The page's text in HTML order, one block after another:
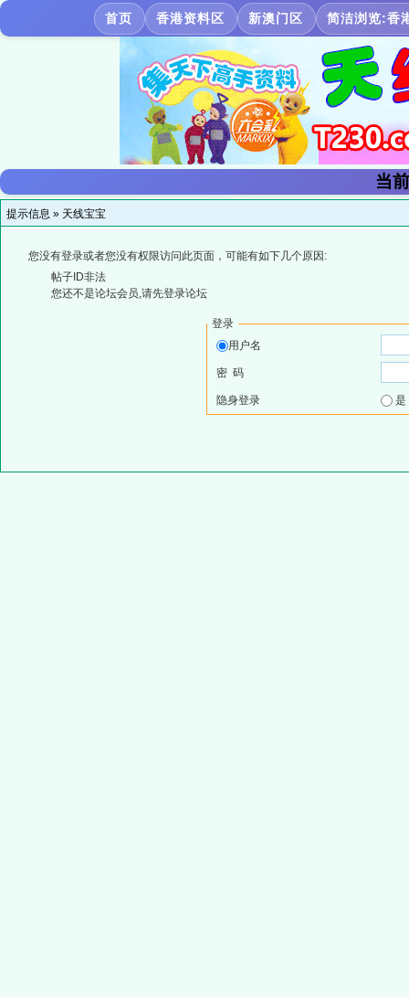
首页 香港资料区 新澳门区 简洁浏览:香
当
提示信息 » 天线宝宝
您没有登录或者您没有权限访问此页面，可能有如下几个原因:
帖子ID非法
您还不是论坛会员,请先登录论坛
登录
用户名
密 码
隐身登录